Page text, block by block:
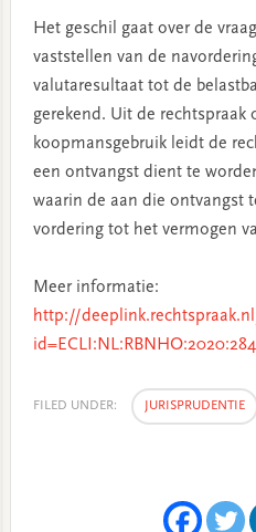
Het geschil gaat over de
vaststellen van de
valutaresultaat tot de
gerekend. Uit de rechtspraak
koopmansgebruik leidt de
een ontvangst dient te
waarin de aan die ontvangst
vordering tot het vermogen
Meer informatie:
http://
FILED UNDER: JURISPRUDENTIE